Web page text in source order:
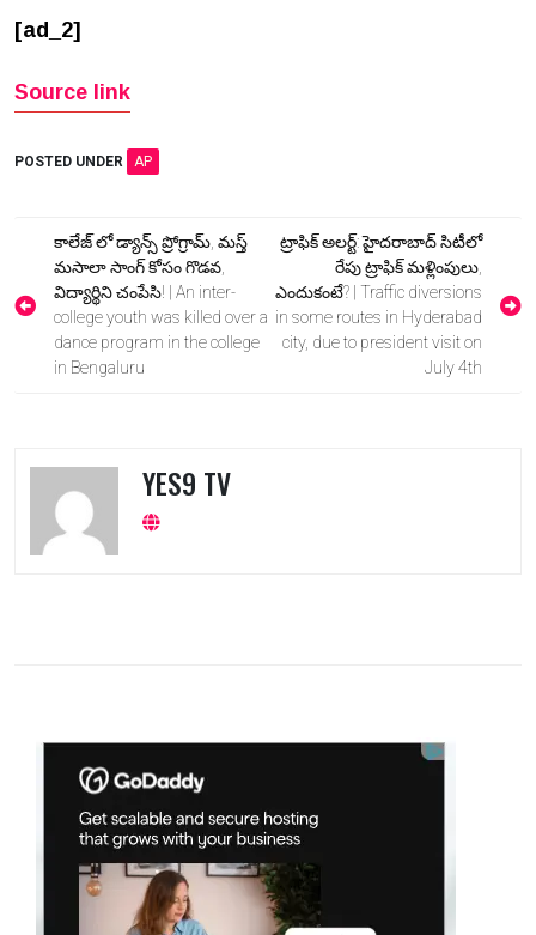
[ad_2]
Source link
POSTED UNDER AP
Post
navigation
కాలేజ్ లో డ్యాన్స్ ప్రోగ్రామ్, మస్త్
మసాలా సాంగ్ కోసం గొడవ,
విద్యార్థిని చంపేసి! | An inter-
college youth was killed over a
dance program in the college
in Bengaluru
ట్రాఫిక్ అలర్ట్: హైదరాబాద్ సిటీలో
రేపు ట్రాఫిక్ మళ్లింపులు,
ఎందుకంటే? | Traffic diversions
in some routes in Hyderabad
city, due to president visit on
July 4th
YES9 TV